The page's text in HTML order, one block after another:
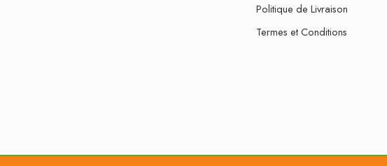
Politique de Livraison
Termes et Conditions